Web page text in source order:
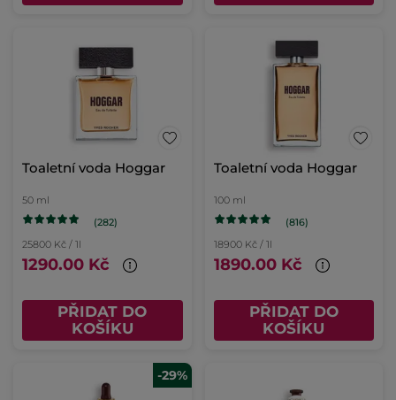
Toaletní voda Hoggar
50 ml
(282)
25800 Kč / 1l
1290.00 Kč
PŘIDAT DO
KOŠÍKU
Toaletní voda Hoggar
100 ml
(816)
18900 Kč / 1l
1890.00 Kč
PŘIDAT DO
KOŠÍKU
-29%